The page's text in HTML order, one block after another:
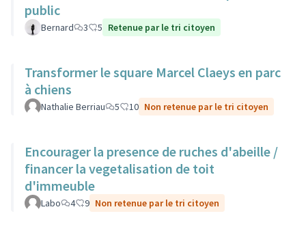
public
Bernard 3 5 Retenue par le tri citoyen
Transformer le square Marcel Claeys en parc
à chiens
Nathalie Berriau 5 10 Non retenue par le tri citoyen
Encourager la presence de ruches d'abeille /
financer la vegetalisation de toit
d'immeuble
Labo 4 9 Non retenue par le tri citoyen